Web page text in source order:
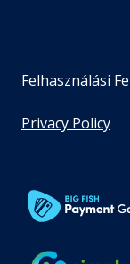
Felhasználási
Privacy Policy